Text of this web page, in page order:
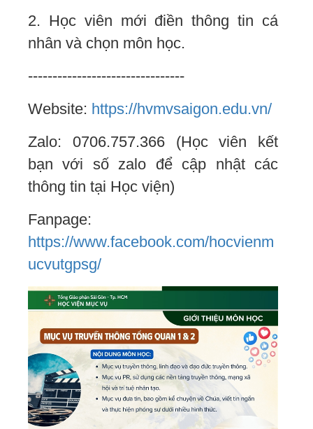
2. Học viên mới điền thông tin cá
nhân và chọn môn học.
--------------------------------
Website: https://hvmvsaigon.edu.vn/
Zalo: 0706.757.366 (Học viên kết
bạn với số zalo để cập nhật các
thông tin tại Học viện)
Fanpage:
https://www.facebook.com/hocvienm
ucvutgpsg/